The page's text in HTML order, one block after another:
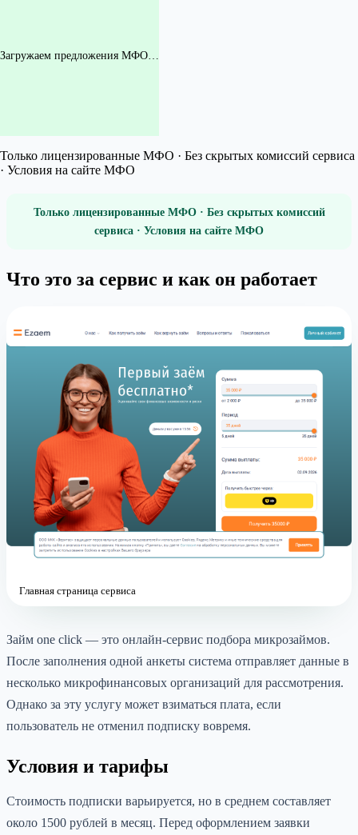
Загружаем предложения МФО…
Только лицензированные МФО · Без скрытых комиссий сервиса
· Условия на сайте МФО
Только лицензированные МФО · Без скрытых комиссий
сервиса · Условия на сайте МФО
Что это за сервис и как он работает
Главная страница сервиса
Займ one click — это онлайн-сервис подбора микрозаймов.
После заполнения одной анкеты система отправляет данные в
несколько микрофинансовых организаций для рассмотрения.
Однако за эту услугу может взиматься плата, если
пользователь не отменил подписку вовремя.
Условия и тарифы
Стоимость подписки варьируется, но в среднем составляет
около 1500 рублей в месяц. Перед оформлением заявки